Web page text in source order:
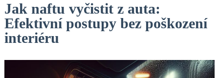
Jak naftu vyčistit z auta:
Efektivní postupy bez poškození
interiéru